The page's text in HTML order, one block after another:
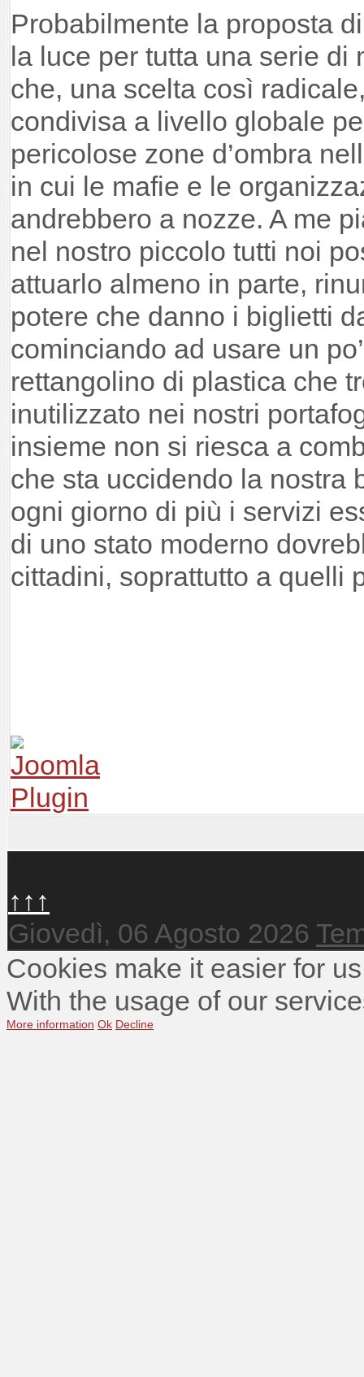
Probabilmente la proposta
la luce per tutta una serie di
che, una scelta così
condivisa a livello globale
pericolose zone d’ombra
in cui le mafie e le
andrebbero a nozze. A me
nel nostro piccolo tutti noi
attuarlo almeno in parte,
potere che danno i biglietti
cominciando ad usare un
rettangolino di plastica che
inutilizzato nei nostri
insieme non si riesca a
che sta uccidendo la nostra
ogni giorno di più i servizi
di uno stato moderno
cittadini, soprattutto a quelli
↑↑↑
Giovedì, 06 Agosto 2026
Cookies make it easier for
With the usage of our
More information Ok Decline